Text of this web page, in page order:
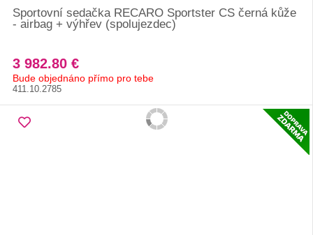
Sportovní sedačka RECARO Sportster CS černá kůže
- airbag + výhřev (spolujezdec)
3 982.80 €
Bude objednáno přímo pro tebe
411.10.2785